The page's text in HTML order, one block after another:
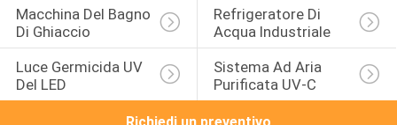
Macchina Del Bagno
Di Ghiaccio
Refrigeratore Di
Acqua Industriale
Luce Germicida UV
Del LED
Sistema Ad Aria
Purificata UV-C